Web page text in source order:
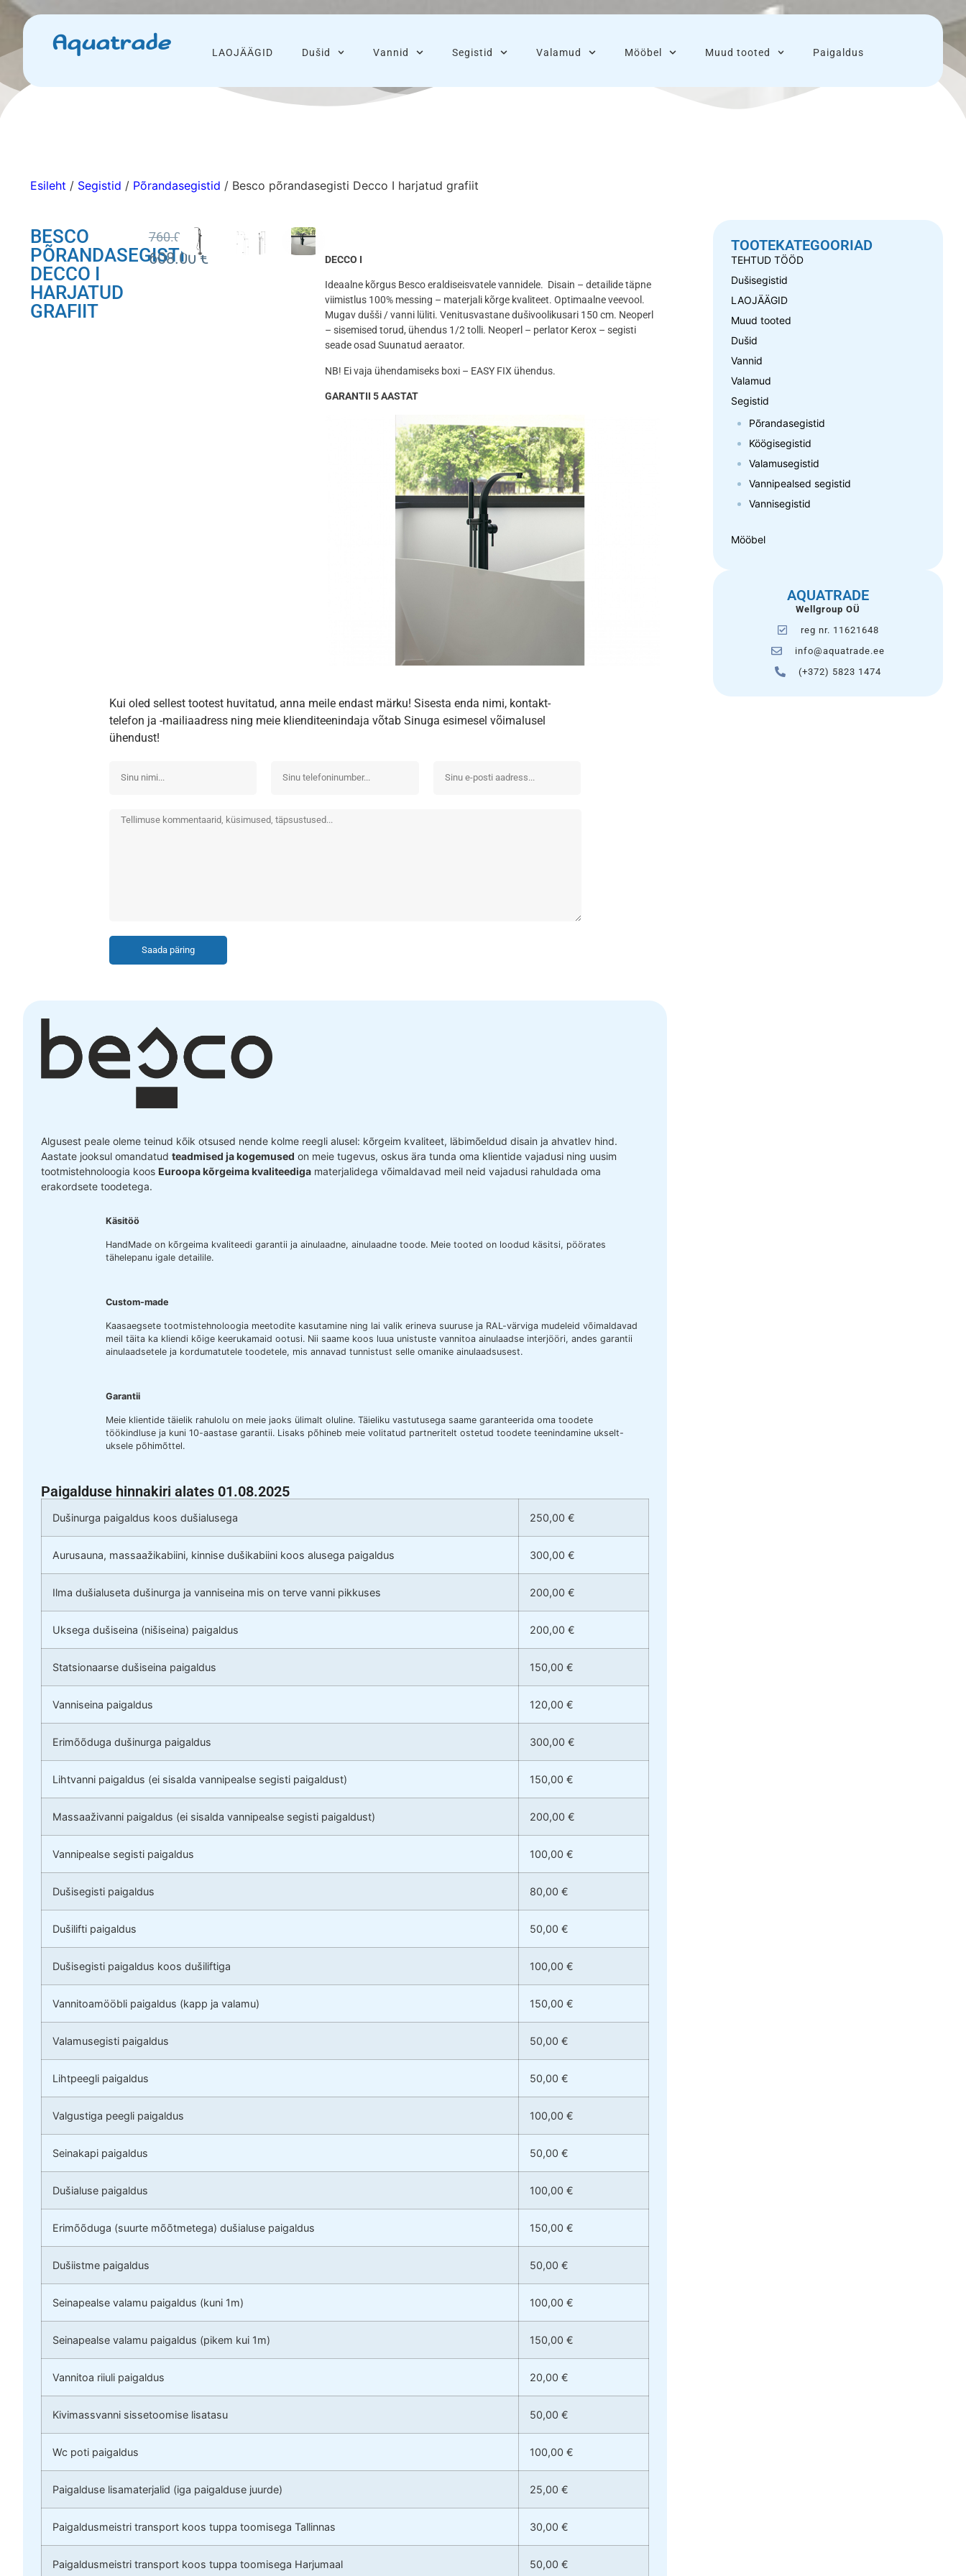
Aquatrade LAOJÄÄGID Dušid Vannid Segistid Valamud Mööbel Muud tooted Paigaldus
Esileht / Segistid / Põrandasegistid / Besco põrandasegisti Decco I harjatud grafiit
BESCO
PÕRANDASEGISTI
DECCO I
HARJATUD
GRAFIIT
760.00
608.00€ DECCO I
Ideaalne kõrgus Besco eraldiseisvatele vannidele. Disain – detailide täpne
viimistlus 100% messing – materjali kõrge kvaliteet. Optimaalne veevool.
Mugav dušši / vanni lüliti. Venitusvastane dušivoolikusari 150 cm. Neoperl
– sisemised torud, ühendus 1/2 tolli. Neoperl – perlator Kerox – segisti
seade osad Suunatud aeraator.
NB! Ei vaja ühendamiseks boxi – EASY FIX ühendus.
GARANTII 5 AASTAT
Kui oled sellest tootest huvitatud, anna meile endast märku! Sisesta enda nimi, kontakt-
telefon ja -mailiaadress ning meie klienditeenindaja võtab Sinuga esimesel võimalusel
ühendust!
Saada päring
Algusest peale oleme teinud kõik otsused nende kolme reegli alusel: kõrgeim kvaliteet, läbimõeldud disain ja ahvatlev hind.
Aastate jooksul omandatud teadmised ja kogemused on meie tugevus, oskus ära tunda oma klientide vajadusi ning uusim
tootmistehnoloogia koos Euroopa kõrgeima kvaliteediga materjalidega võimaldavad meil neid vajadusi rahuldada oma
erakordsete toodetega.
Käsitöö
HandMade on kõrgeima kvaliteedi garantii ja ainulaadne, ainulaadne toode. Meie tooted on loodud käsitsi, pöörates
tähelepanu igale detailile.
Custom-made
Kaasaegsete tootmistehnoloogia meetodite kasutamine ning lai valik erineva suuruse ja RAL-värviga mudeleid võimaldavad
meil täita ka kliendi kõige keerukamaid ootusi. Nii saame koos luua unistuste vannitoa ainulaadse interjööri, andes garantii
ainulaadsetele ja kordumatutele toodetele, mis annavad tunnistust selle omanike ainulaadsusest.
Garantii
Meie klientide täielik rahulolu on meie jaoks ülimalt oluline. Täieliku vastutusega saame garanteerida oma toodete
töökindluse ja kuni 10-aastase garantii. Lisaks põhineb meie volitatud partneritelt ostetud toodete teenindamine ukselt-
uksele põhimõttel.
Paigalduse hinnakiri alates 01.08.2025
Dušinurga paigaldus koos dušialusega 250,00 €
Aurusauna, massaažikabiini, kinnise dušikabiini koos alusega paigaldus 300,00 €
Ilma dušialuseta dušinurga ja vanniseina mis on terve vanni pikkuses 200,00 €
Uksega dušiseina (nišiseina) paigaldus 200,00 €
Statsionaarse dušiseina paigaldus 150,00 €
Vanniseina paigaldus 120,00 €
Erimõõduga dušinurga paigaldus 300,00 €
Lihtvanni paigaldus (ei sisalda vannipealse segisti paigaldust) 150,00 €
Massaaživanni paigaldus (ei sisalda vannipealse segisti paigaldust) 200,00 €
Vannipealse segisti paigaldus 100,00 €
Dušisegisti paigaldus 80,00 €
Dušilifti paigaldus 50,00 €
Dušisegisti paigaldus koos dušiliftiga 100,00 €
Vannitoamööbli paigaldus (kapp ja valamu) 150,00 €
Valamusegisti paigaldus 50,00 €
Lihtpeegli paigaldus 50,00 €
Valgustiga peegli paigaldus 100,00 €
Seinakapi paigaldus 50,00 €
Dušialuse paigaldus 100,00 €
Erimõõduga (suurte mõõtmetega) dušialuse paigaldus 150,00 €
Dušiistme paigaldus 50,00 €
Seinapealse valamu paigaldus (kuni 1m) 100,00 €
Seinapealse valamu paigaldus (pikem kui 1m) 150,00 €
Vannitoa riiuli paigaldus 20,00 €
Kivimassvanni sissetoomise lisatasu 50,00 €
Wc poti paigaldus 100,00 €
Paigalduse lisamaterjalid (iga paigalduse juurde) 25,00 €
Paigaldusmeistri transport koos tuppa toomisega Tallinnas 30,00 €
Paigaldusmeistri transport koos tuppa toomisega Harjumaal 50,00 €
TOOTEKATEGOORIAD
TEHTUD TÖÖD
Dušisegistid
LAOJÄÄGID
Muud tooted
Dušid
Vannid
Valamud
Segistid
Põrandasegistid
Köögisegistid
Valamusegistid
Vannipealsed segistid
Vannisegistid
Mööbel
AQUATRADE
Wellgroup OÜ
reg nr. 11621648
info@aquatrade.ee
(+372) 5823 1474